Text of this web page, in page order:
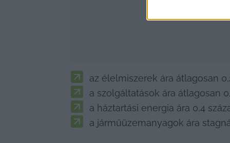
az élelmiszerek ára átlagosan
a szolgáltatások ára átlagosan
a háztartási energia ára 0,4
a járműüzemanyagok ára